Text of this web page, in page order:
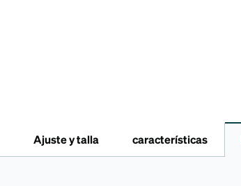
Ajuste y talla características